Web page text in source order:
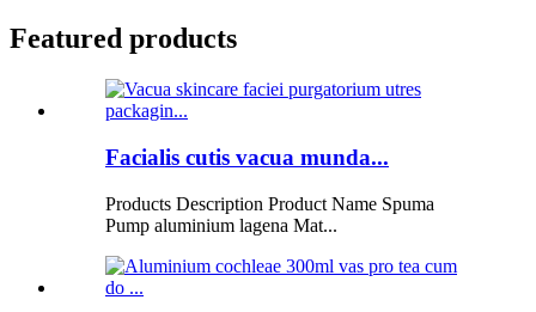
Featured products
Facialis cutis vacua munda...
Products Description Product Name Spuma
Pump aluminium lagena Mat...